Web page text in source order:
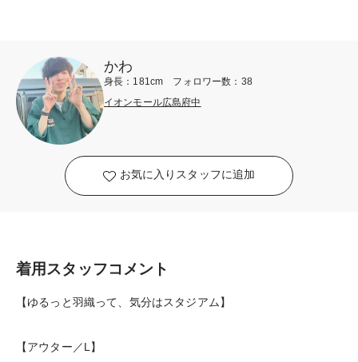
かわ
身長：181cm フォロワー数：38
イオンモール広島府中
お気に入りスタッフに追加
着用スタッフコメント
【ゆるっと羽織って、気分はスタジアム】
【アウター／L】